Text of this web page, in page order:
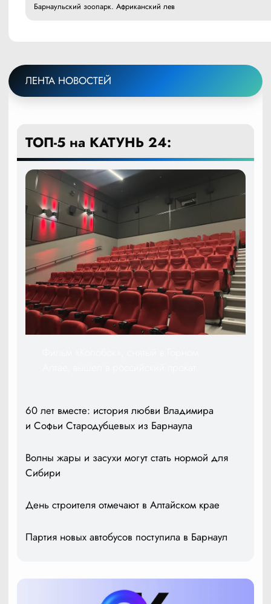
Барнаульский зоопарк. Африканский лев
ЛЕНТА НОВОСТЕЙ
ТОП-5 на КАТУНЬ 24:
60 лет вместе: история любви Владимира
и Софьи Стародубцевых из Барнаула
Волны жары и засухи могут стать нормой для
Сибири
День строителя отмечают в Алтайском крае
Партия новых автобусов поступила в Барнаул